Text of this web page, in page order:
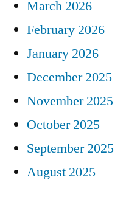
March 2026
February 2026
January 2026
December 2025
November 2025
October 2025
September 2025
August 2025